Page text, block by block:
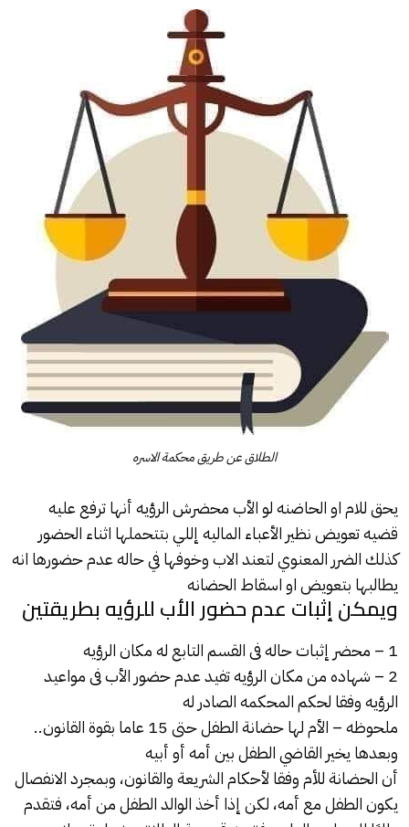
الطلاق عن طريق محكمة الاسره
يحق للام او الحاضنه لو الأب محضرشالرؤيهأنها ترفع عليه
قضيه تعويض نظير الأعباء الماليه إللي بتتحملها اثناء الحضور
كذلكالضرر المعنوي لتعند الاب وخوفها في حاله عدم حضورها انه
يطالبها بتعويضاو اسقاط الحضانه
ويمكن إثبات عدم حضور الأب للرؤيه بطريقتين
1 – محضر إثبات حاله فى القسم التابع له مكان
الرؤيه
2 – شهاده من مكان الرؤيه تفيد عدم حضور الأب فى مواعيد
الرؤيه وفقا لحكم المحكمه الصادر له
ملحوظه – الأم لها حضانة الطفل حتى 15 عاما بقوة القانون..
وبعدها يخير القاضي الطفل بين أمه أو أبيه
أن الحضانة للأم وفقا لأحكام الشريعة والقانون، وبمجرد الانفصال
يكون الطفل مع أمه، لكن إذا أخذ الوالد الطفل من أمه، فتقدم